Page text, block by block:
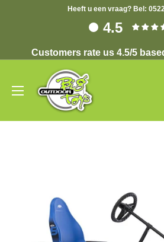
Heeft u een vraag? Bel:
4.5
Customers rate us 4.5/5